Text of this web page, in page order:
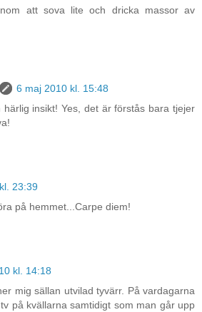
att sova lite och dricka massor av
6 maj 2010 kl. 15:48
härlig insikt! Yes, det är förstås bara tjejer
23:39
på hemmet...Carpe diem!
kl. 14:18
mig sällan utvilad tyvärr. På vardagarna
på kvällarna samtidigt som man går upp